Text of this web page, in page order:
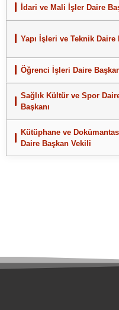
İdari ve Mali İşler Daire
Yapı İşleri ve Teknik Daire
Öğrenci İşleri Daire
Sağlık Kültür ve Spor
Başkanı
Kütüphane ve
Daire Başkan Vekili